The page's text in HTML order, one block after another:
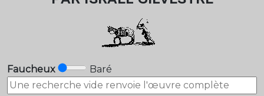
Faucheux Baré